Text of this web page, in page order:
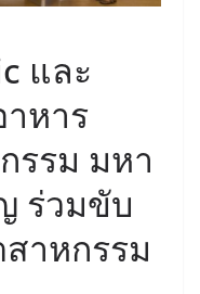
และ
หาร
รรม มหา
ร่วมขับ
าหกรรม